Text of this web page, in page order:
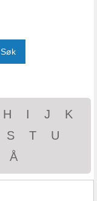
Søk
H I J
K
S T
U
Å